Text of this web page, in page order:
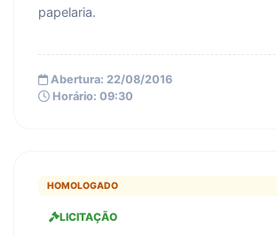
papelaria.
Abertura: 22/08/2016
Horário: 09:30
HOMOLOGADO
LICITAÇÃO